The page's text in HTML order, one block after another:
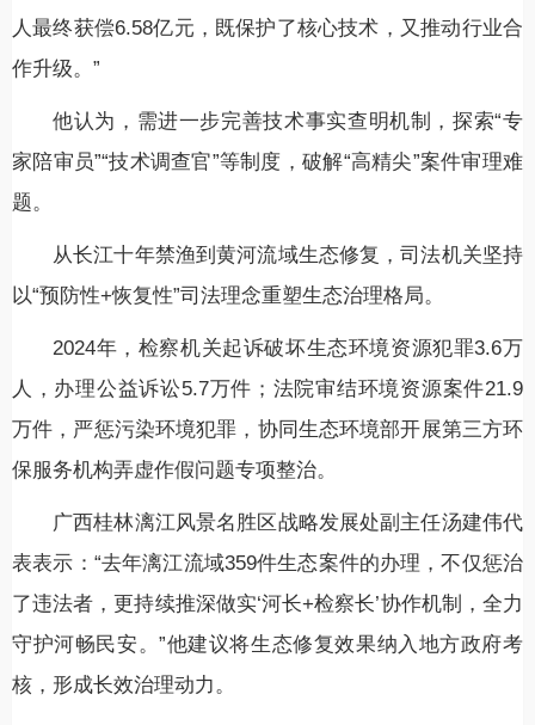
人最终获偿6.58亿元，既保护了核心技术，又推动行业合
作升级。”
他认为，需进一步完善技术事实查明机制，探索“专
家陪审员”“技术调查官”等制度，破解“高精尖”案件审理难
题。
从长江十年禁渔到黄河流域生态修复，司法机关坚持
以“预防性+恢复性”司法理念重塑生态治理格局。
2024年，检察机关起诉破坏生态环境资源犯罪3.6万
人，办理公益诉讼5.7万件；法院审结环境资源案件21.9
万件，严惩污染环境犯罪，协同生态环境部开展第三方环
保服务机构弄虚作假问题专项整治。
广西桂林漓江风景名胜区战略发展处副主任汤建伟代
表表示：“去年漓江流域359件生态案件的办理，不仅惩治
了违法者，更持续推深做实‘河长+检察长’协作机制，全力
守护河畅民安。”他建议将生态修复效果纳入地方政府考
核，形成长效治理动力。